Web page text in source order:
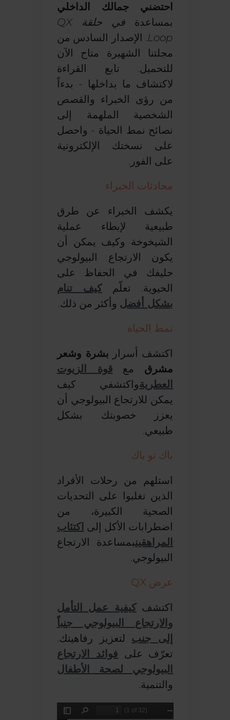
احتضني جمالك الداخلي
بمساعدة
في حلقة QX
Loop. الإصدار السادس من
مجلتنا الشهيرة متاح الآن
للتحميل. تابع القراءة
لاكتشاف ما بداخلها - بدءاً
من رؤى الخبراء والقصص
الشخصية الملهمة إلى
نصائح نمط الحياة - واحصل
على نسختك الإلكترونية
على الفور.
محادثات الخبراء
يكشف الخبراء عن طرق
طبيعية لإبطاء عملية
الشيخوخة وكيف يمكن أن
يكون الارتجاع البيولوجي
حليفك في الحفاظ على
الحيوية. تعلّمكيف تنام
بشكل أفضل وأكثر من ذلك.
نمط الحياة
اكتشف أسرار بشرة وشعر
مشرق مع قوة الزيوت
العطريةواكتشفي كيف
يمكن للارتجاع البيولوجي أن
يعزز خصوبتك بشكل
طبيعي.
باك تو باك
استلهم من رحلات الأفراد
الذين تغلبوا على التحديات
الصحية الكبيرة، من
اضطرابات الأكل إلى اكتئاب
المراهقينبمساعدة الارتجاع
البيولوجي.
عرض QX
اكتشفكيفية عمل التأمل
والارتجاع البيولوجي جنباً
إلى جنب لتعزيز رفاهيتك.
تعرّف على فوائد الارتجاع
البيولوجي لصحة الأطفال
والتنمية.